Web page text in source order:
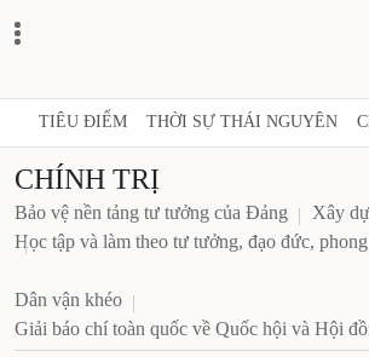
TIÊU ĐIỂM THỜI SỰ THÁI NGUYÊN
CHÍNH TRỊ
Bảo vệ nền tảng tư tưởng của Đảng
Xây
Học tập và làm theo tư tưởng, đạo đức,
Dân vận khéo
Giải báo chí toàn quốc về Quốc hội và Hội